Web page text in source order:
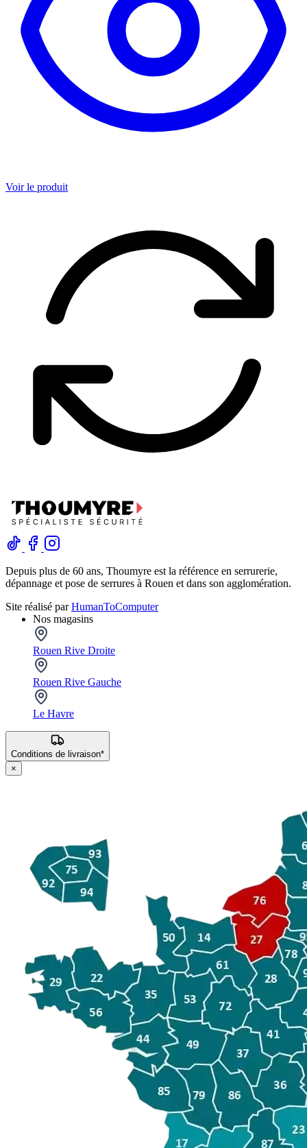
Voir le produit
Depuis plus de 60 ans, Thoumyre est la référence en serrurerie,
dépannage et pose de serrures à Rouen et dans son agglomération.
Site réalisé parHumanToComputer
Nos magasins
Rouen Rive Droite
Rouen Rive Gauche
Le Havre
Conditions de livraison*
×